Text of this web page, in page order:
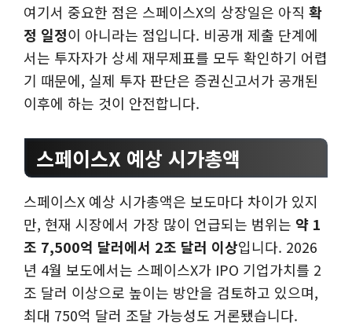
여기서 중요한 점은 스페이스X의 상장일은 아직 확
정 일정이 아니라는 점입니다. 비공개 제출 단계에
서는 투자자가 상세 재무제표를 모두 확인하기 어렵
기 때문에, 실제 투자 판단은 증권신고서가 공개된
이후에 하는 것이 안전합니다.
스페이스X 예상 시가총액
스페이스X 예상 시가총액은 보도마다 차이가 있지
만, 현재 시장에서 가장 많이 언급되는 범위는 약 1
조 7,500억 달러에서 2조 달러 이상입니다. 2026
년 4월 보도에서는 스페이스X가 IPO 기업가치를 2
조 달러 이상으로 높이는 방안을 검토하고 있으며,
최대 750억 달러 조달 가능성도 거론됐습니다.